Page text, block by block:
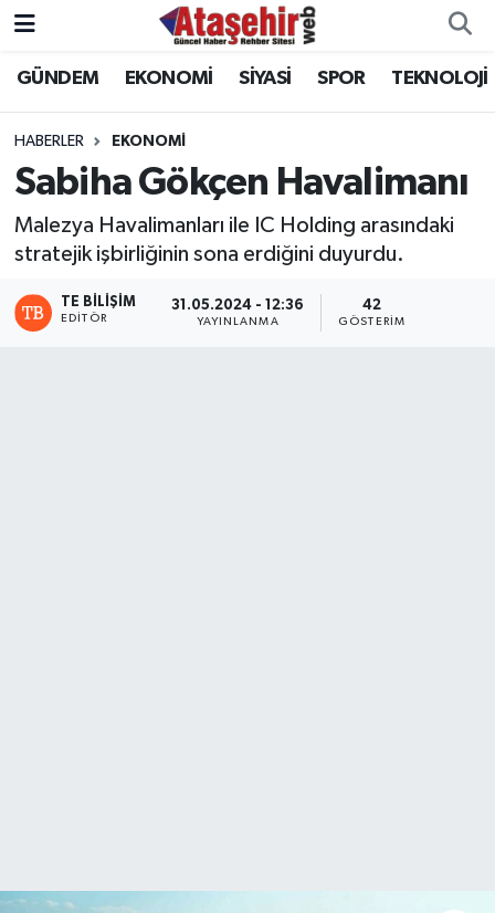
GÜNDEM EKONOMİ SİYASİ SPOR TEKNOLOJİ
HABERLER EKONOMİ
Sabiha Gökçen Havalimanı
Malezya Havalimanları ile IC Holding arasındaki
stratejik işbirliğinin sona erdiğini duyurdu.
TE BILIŞIM
EDITÖR
31.05.2024 - 12:36
YAYINLANMA
42
GÖSTERIM
Hava Durumu
Trafik Durumu
Süper Lig Puan Durumu ve Fikstür
Tüm Manşetler
Son Dakika Haberleri